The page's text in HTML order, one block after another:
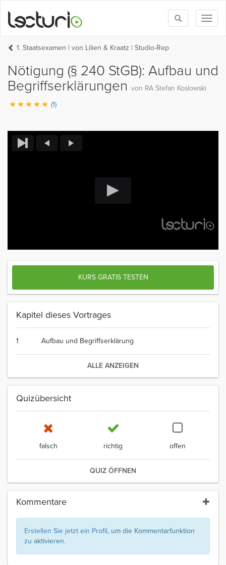
Toggle
search
1. Staatsexamen | von Lilien & Kraatz | Studio-Rep
Nötigung (§ 240 StGB): Aufbau und
Begriffserklärungen von RA Stefan Koslowski
(1)
KURS GRATIS TESTEN
Kapitel dieses Vortrages
1 Aufbau und Begriffserklärung
ALLE ANZEIGEN
Quizübersicht
falsch richtig offen
QUIZ ÖFFNEN
Kommentare
Erstellen Sie jetzt ein Profil, um die Kommentarfunktion
zu aktivieren.